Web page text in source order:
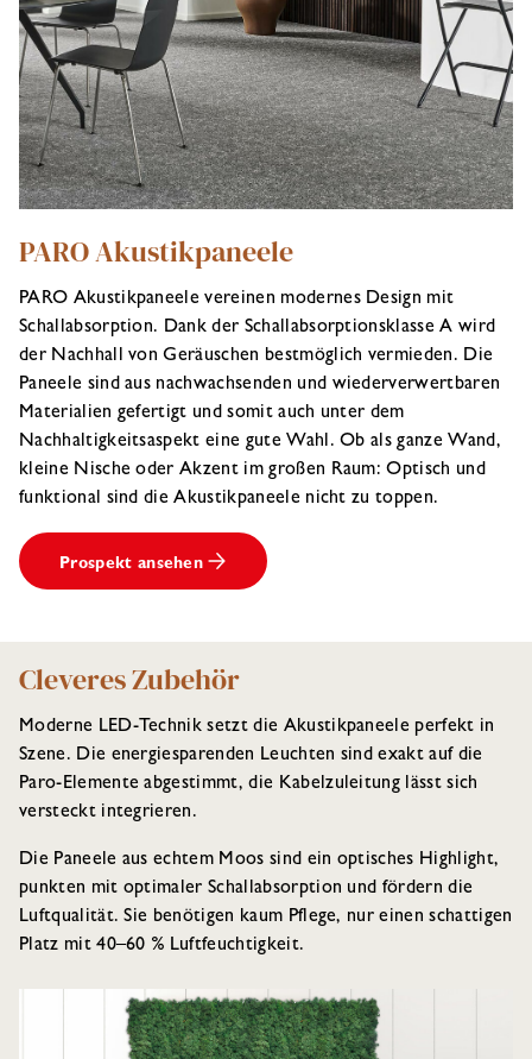
PARO Akustikpaneele
PARO Akustikpaneele vereinen modernes Design mit
Schallabsorption. Dank der Schallabsorptionsklasse A wird
der Nachhall von Geräuschen bestmöglich vermieden. Die
Paneele sind aus nachwachsenden und wiederverwertbaren
Materialien gefertigt und somit auch unter dem
Nachhaltigkeitsaspekt eine gute Wahl. Ob als ganze Wand,
kleine Nische oder Akzent im großen Raum: Optisch und
funktional sind die Akustikpaneele nicht zu toppen.
Prospekt ansehen
Cleveres Zubehör
Moderne LED-Technik setzt die Akustikpaneele perfekt in
Szene. Die energiesparenden Leuchten sind exakt auf die
Paro-Elemente abgestimmt, die Kabelzuleitung lässt sich
versteckt integrieren.
Die Paneele aus echtem Moos sind ein optisches Highlight,
punkten mit optimaler Schallabsorption und fördern die
Luftqualität. Sie benötigen kaum Pflege, nur einen schattigen
Platz mit 40–60 % Luftfeuchtigkeit.